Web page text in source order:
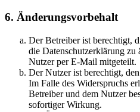
6. Änderungsvorbehalt
Der Betreiber ist berechtigt,
die Datenschutzerklärung
Nutzer per E-Mail mitgeteilt.
Der Nutzer ist berechtigt,
Im Falle des Widerspruchs
Betreiber und dem Nutzer
sofortiger Wirkung.